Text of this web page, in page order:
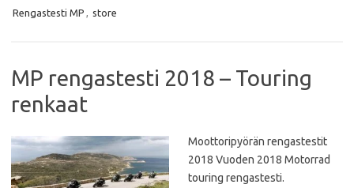
o
r
p
Rengastesti MP , store
MP rengastesti 2018 – Touring
renkaat
Moottoripyörän rengastestit
2018 Vuoden 2018 Motorrad
touring rengastesti.